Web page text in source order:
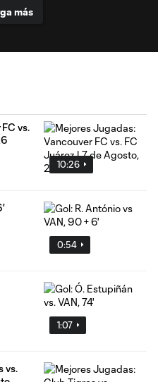
más
10:26
vs.
0:54
1:07
vs.